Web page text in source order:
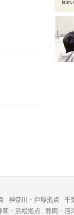
神奈川・戸塚拠点 千
岡・浜松拠点 静岡・沼